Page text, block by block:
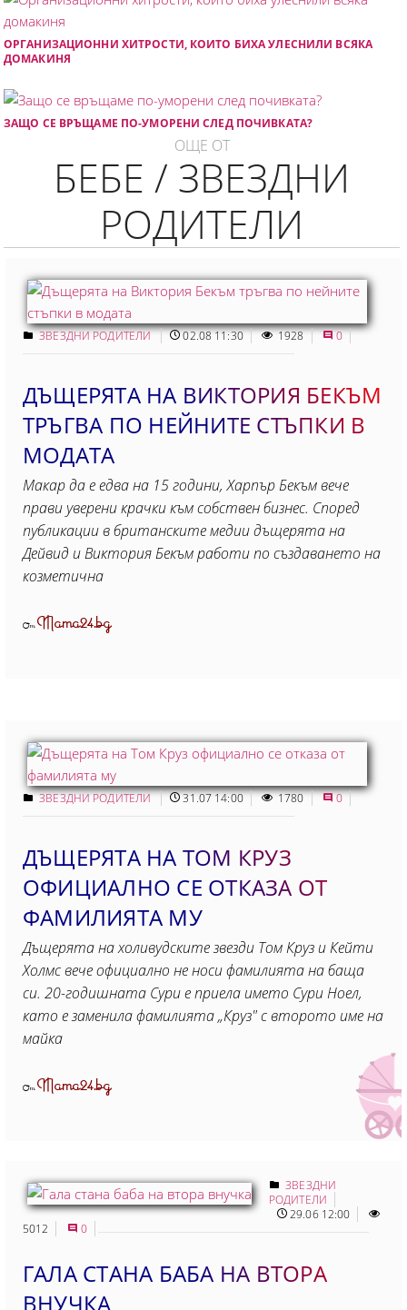
ОРГАНИЗАЦИОННИ ХИТРОСТИ, КОИТО БИХА УЛЕСНИЛИ ВСЯКА
ДОМАКИНЯ
ЗАЩО СЕ ВРЪЩАМЕ ПО-УМОРЕНИ СЛЕД ПОЧИВКАТА?
ОЩЕ ОТ
БЕБЕ / ЗВЕЗДНИ
РОДИТЕЛИ
ЗВЕЗДНИ РОДИТЕЛИ 02.08 11:30 1928 0
ДЪЩЕРЯТА НА ВИКТОРИЯ БЕКЪМ
ТРЪГВА ПО НЕЙНИТЕ СТЪПКИ В
МОДАТА
Макар да е едва на 15 години, Харпър Бекъм вече
прави уверени крачки към собствен бизнес. Според
публикации в британските медии дъщерята на
Дейвид и Виктория Бекъм работи по създаването на
козметична
ОтMama24.bg
ЗВЕЗДНИ РОДИТЕЛИ 31.07 14:00 1780 0
ДЪЩЕРЯТА НА ТОМ КРУЗ
ОФИЦИАЛНО СЕ ОТКАЗА ОТ
ФАМИЛИЯТА МУ
Дъщерята на холивудските звезди Том Круз и Кейти
Холмс вече официално не носи фамилията на баща
си. 20-годишната Сури е приела името Сури Ноел,
като е заменила фамилията „Круз" с второто име на
майка
ОтMama24.bg
ЗВЕЗДНИ
РОДИТЕЛИ
29.06 12:00
5012
0
ГАЛА СТАНА БАБА НА ВТОРА
ВНУЧКА